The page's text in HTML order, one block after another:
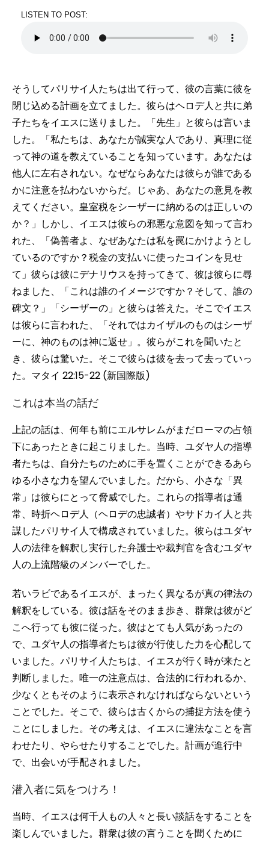
LISTEN TO POST:
そうしてパリサイ人たちは出て行って、彼の言葉に彼を
閉じ込める計画を立てました。彼らはヘロデ人と共に弟
子たちをイエスに送りました。「先生」と彼らは言いま
した。「私たちは、あなたが誠実な人であり、真理に従
って神の道を教えていることを知っています。あなたは
他人に左右されない。なぜならあなたは彼らが誰である
かに注意を払わないからだ。じゃあ、あなたの意見を教
えてください。皇室税をシーザーに納めるのは正しいの
か？」しかし、イエスは彼らの邪悪な意図を知って言わ
れた、「偽善者よ、なぜあなたは私を罠にかけようとし
ているのですか？税金の支払いに使ったコインを見せ
て」彼らは彼にデナリウスを持ってきて、彼は彼らに尋
ねました、「これは誰のイメージですか？そして、誰の
碑文？」「シーザーの」と彼らは答えた。そこでイエス
は彼らに言われた、「それではカイザルのものはシーザ
ーに、神のものは神に返せ」。彼らがこれを聞いたと
き、彼らは驚いた。そこで彼らは彼を去って去っていっ
た。マタイ 22:15-22 (新国際版)
これは本当の話だ
上記の話は、何年も前にエルサレムがまだローマの占領
下にあったときに起こりました。当時、ユダヤ人の指導
者たちは、自分たちのために手を置くことができるあら
ゆる小さな力を望んでいました。だから、小さな「異
常」は彼らにとって脅威でした。これらの指導者は通
常、時折ヘロデ人（ヘロデの忠誠者）やサドカイ人と共
謀したパリサイ人で構成されていました。彼らはユダヤ
人の法律を解釈し実行した弁護士や裁判官を含むユダヤ
人の上流階級のメンバーでした。
若いラビであるイエスが、まったく異なるが真の律法の
解釈をしている。彼は話をそのまま歩き、群衆は彼がど
こへ行っても彼に従った。彼はとても人気があったの
で、ユダヤ人の指導者たちは彼が行使した力を心配して
いました。パリサイ人たちは、イエスが行く時が来たと
判断しました。唯一の注意点は、合法的に行われるか、
少なくともそのように表示されなければならないという
ことでした。そこで、彼らは古くからの捕捉方法を使う
ことにしました。その考えは、イエスに違法なことを言
わせたり、やらせたりすることでした。計画が進行中
で、出会いが手配されました。
潜入者に気をつけろ！
当時、イエスは何千人もの人々と長い談話をすることを
楽しんでいました。群衆は彼の言うことを聞くために